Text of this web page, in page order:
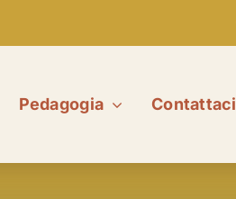
Pedagogia Contattaci